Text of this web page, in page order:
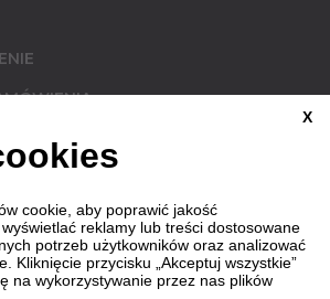
X
cookie, aby poprawić jakość
reklamy lub treści dostosowane
potrzeb użytkowników oraz analizować
Kliknięcie przycisku „Akceptuj wszystkie”
na wykorzystywanie przez nas plików